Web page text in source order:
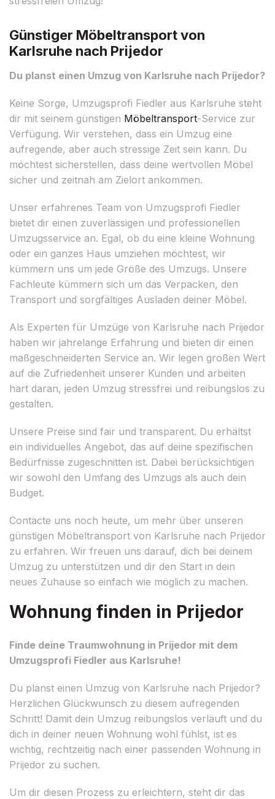
Günstiger Möbeltransport von
Karlsruhe nach Prijedor
Du planst einen Umzug von Karlsruhe nach Prijedor?
Keine Sorge, Umzugsprofi Fiedler aus Karlsruhe steht
dir mit seinem günstigen Möbeltransport-Service zur
Verfügung. Wir verstehen, dass ein Umzug eine
aufregende, aber auch stressige Zeit sein kann. Du
möchtest sicherstellen, dass deine wertvollen Möbel
sicher und zeitnah am Zielort ankommen.
Unser erfahrenes Team von Umzugsprofi Fiedler
bietet dir einen zuverlässigen und professionellen
Umzugsservice an. Egal, ob du eine kleine Wohnung
oder ein ganzes Haus umziehen möchtest, wir
kümmern uns um jede Größe des Umzugs. Unsere
Fachleute kümmern sich um das Verpacken, den
Transport und sorgfältiges Ausladen deiner Möbel.
Als Experten für Umzüge von Karlsruhe nach Prijedor
haben wir jahrelange Erfahrung und bieten dir einen
maßgeschneiderten Service an. Wir legen großen Wert
auf die Zufriedenheit unserer Kunden und arbeiten
hart daran, jeden Umzug stressfrei und reibungslos zu
gestalten.
Unsere Preise sind fair und transparent. Du erhältst
ein individuelles Angebot, das auf deine spezifischen
Bedürfnisse zugeschnitten ist. Dabei berücksichtigen
wir sowohl den Umfang des Umzugs als auch dein
Budget.
Contacte uns noch heute, um mehr über unseren
günstigen Möbeltransport von Karlsruhe nach Prijedor
zu erfahren. Wir freuen uns darauf, dich bei deinem
Umzug zu unterstützen und dir den Start in dein
neues Zuhause so einfach wie möglich zu machen.
Wohnung finden in Prijedor
Finde deine Traumwohnung in Prijedor mit dem
Umzugsprofi Fiedler aus Karlsruhe!
Du planst einen Umzug von Karlsruhe nach Prijedor?
Herzlichen Glückwunsch zu diesem aufregenden
Schritt! Damit dein Umzug reibungslos verläuft und du
dich in deiner neuen Wohnung wohl fühlst, ist es
wichtig, rechtzeitig nach einer passenden Wohnung in
Prijedor zu suchen.
Um dir diesen Prozess zu erleichtern, steht dir das